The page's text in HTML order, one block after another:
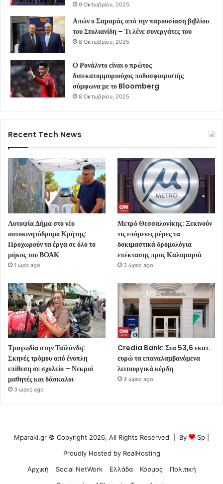
9 Οκτωβρίου, 2025
Απών ο Σαμαράς από την παρουσίαση βιβλίου
του Στυλιανίδη – Τι λένε συνεργάτες του
8 Οκτωβρίου, 2025
Ο Ρονάλντο είναι ο πρώτος
δισεκατομμυριούχος ποδοσφαιριστής
σύμφωνα με το Bloomberg
8 Οκτωβρίου, 2025
Recent Tech News
Αυτοψία Δήμα στο νέο
αυτοκινητόδρομο Κρήτης:
Προχωρούν τα έργα σε όλο το
μήκος του ΒΟΑΚ
1 ώρα ago
Μετρό Θεσσαλονίκης: Ξεκινούν
τις επόμενες μέρες τα
δοκιμαστικά δρομολόγια
επέκτασης προς Καλαμαριά
3 ώρες ago
Τραγωδία στην Ταϊλάνδη:
Σκηνές τρόμου από ένοπλη
επίθεση σε σχολείο – Νεκροί
μαθητές και δάσκαλοι
3 ώρες ago
Credia Bank: Στα 53,6 εκατ.
ευρώ τα επαναλαμβανόμενα
λειτουργικά κέρδη
4 ώρες ago
Mparaki.gr © Copyright 2026, All Rights Reserved | By Sp
Proudly Hosted by RealHosting
Αρχική
Social NetWork Ελλάδα Κόσμος
Πολιτική